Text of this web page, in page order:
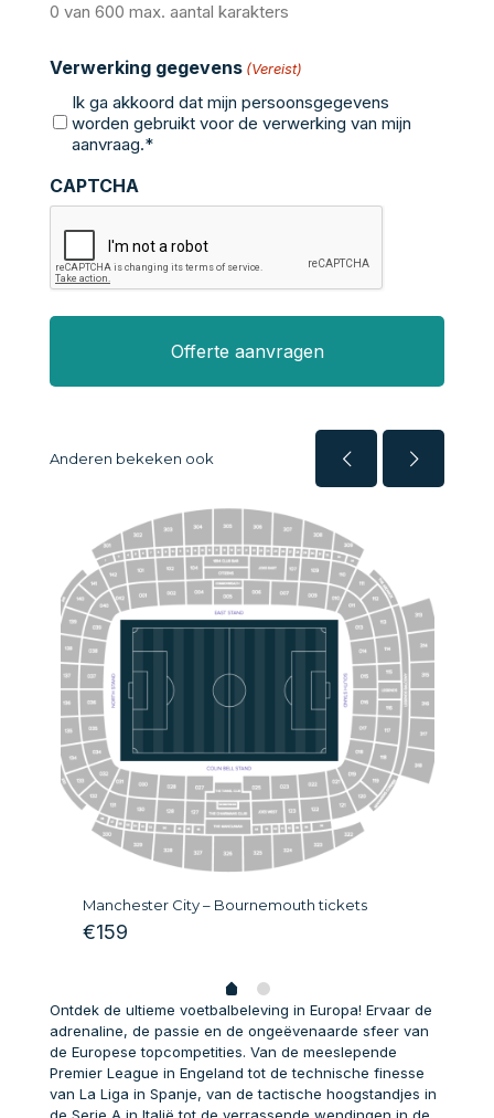
0 van 600 max. aantal karakters
Verwerking gegevens (Vereist)
Ik ga akkoord dat mijn persoonsgegevens
worden gebruikt voor de verwerking van mijn
aanvraag.*
CAPTCHA
Anderen bekeken ook
Manchester City – Bournemouth tickets
€159
Ontdek de ultieme voetbalbeleving in Europa! Ervaar de
adrenaline, de passie en de ongeëvenaarde sfeer van
de Europese topcompetities. Van de meeslepende
Premier League in Engeland tot de technische finesse
van La Liga in Spanje, van de tactische hoogstandjes in